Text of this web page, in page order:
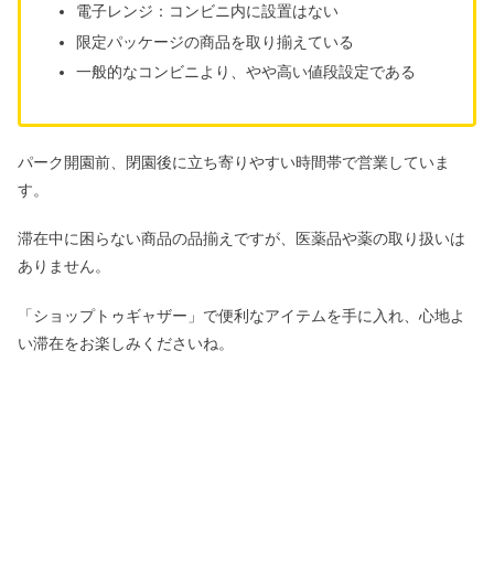
電子レンジ：コンビニ内に設置はない
限定パッケージの商品を取り揃えている
一般的なコンビニより、やや高い値段設定である
パーク開園前、閉園後に立ち寄りやすい時間帯で営業していま
す。
滞在中に困らない商品の品揃えですが、医薬品や薬の取り扱いは
ありません。
「ショップトゥギャザー」で便利なアイテムを手に入れ、心地よ
い滞在をお楽しみくださいね。